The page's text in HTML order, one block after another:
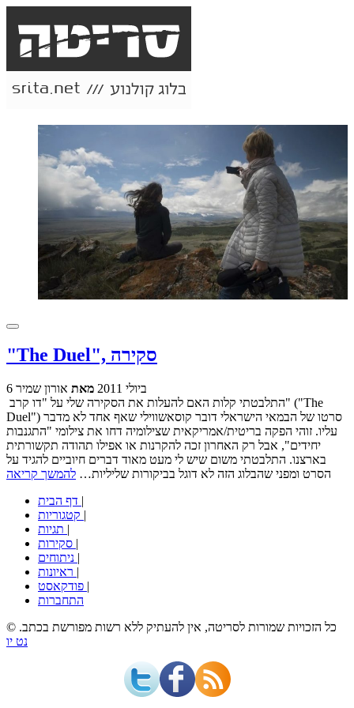
"The Duel", סקירה
6 ביולי 2011 מאת אורון שמיר
Duel") סרטו של הבמאי הישראלי דובר קוסאשווילי שאף אחד לא מדבר
עליו. זוהי הפקה בריטית/אמריקאית שצילומיה דחו את צילומי "התגנבות
יחידים", אבל רק האחרון זכה להקרנות או אפילו תהודה תקשורתית
בארצנו. התלבטתי משום שיש לי מעט מאוד דברים חיוביים להגיד על
הסרט ומפני שהבלוג הזה לא דוגל בביקורות שליליות… להמשך קריאה
|
|
|
|
|
|
|
התחברות
© כל הזכויות שמורות לסריטה, אין להעתיק ללא רשות מפורשת בכתב.
נט יו